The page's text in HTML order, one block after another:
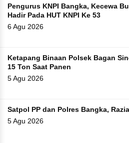
Pengurus KNPI Bangka, Kecewa
Hadir Pada HUT KNPI Ke 53
6 Agu 2026
Ketapang Binaan Polsek Bagan
15 Ton Saat Panen
5 Agu 2026
Satpol PP dan Polres Bangka,
5 Agu 2026